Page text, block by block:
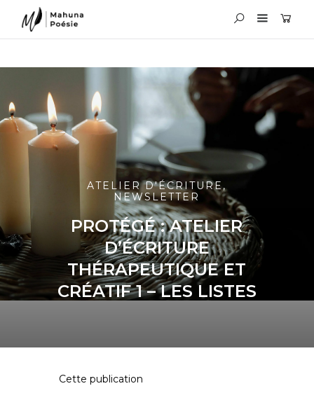
ATELIER D'ÉCRITURE,
NEWSLETTER
PROTÉGÉ : ATELIER
D’ÉCRITURE
THÉRAPEUTIQUE ET
CRÉATIF 1 – LES LISTES
Cette publication